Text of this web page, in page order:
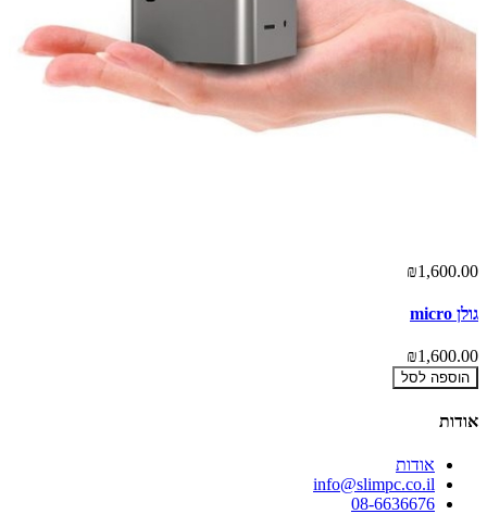
₪1,600.00
גולן micro
₪1,600.00
הוספה לסל
אודות
אודות
info@slimpc.co.il
08-6636676